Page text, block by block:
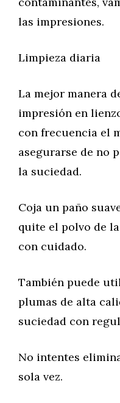
las impresiones.
Limpieza diaria
La mejor manera
impresión en
con frecuencia el
asegurarse de no
la suciedad.
Coja un paño
quite el polvo de
con cuidado.
También puede
plumas de alta
suciedad con
No intentes
sola vez.